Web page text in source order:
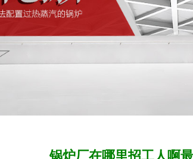
锅炉厂在哪里招工人啊